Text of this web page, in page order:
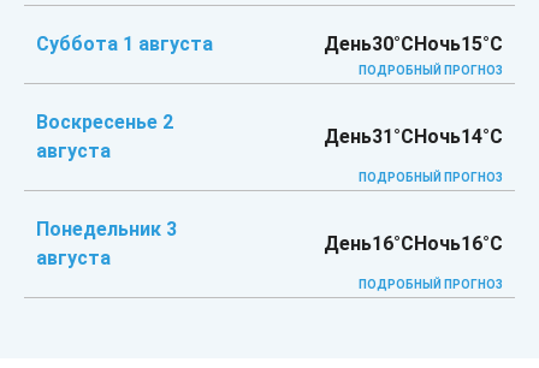
Суббота 1 августа День30°CНочь15°C
ПОДРОБНЫЙ ПРОГНОЗ
Воскресенье 2
августа
День31°CНочь14°C
ПОДРОБНЫЙ ПРОГНОЗ
Понедельник 3
августа
День16°CНочь16°C
ПОДРОБНЫЙ ПРОГНОЗ